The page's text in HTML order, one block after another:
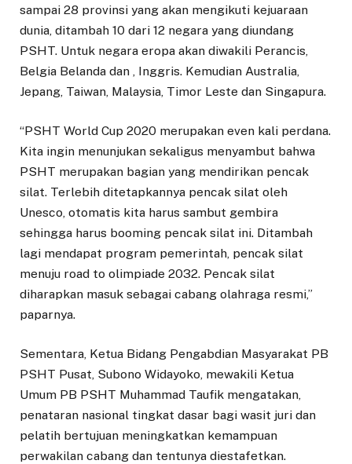
sampai 28 provinsi yang akan mengikuti kejuaraan
dunia, ditambah 10 dari 12 negara yang diundang
PSHT. Untuk negara eropa akan diwakili Perancis,
Belgia Belanda dan , Inggris. Kemudian Australia,
Jepang, Taiwan, Malaysia, Timor Leste dan Singapura.
“PSHT World Cup 2020 merupakan even kali perdana.
Kita ingin menunjukan sekaligus menyambut bahwa
PSHT merupakan bagian yang mendirikan pencak
silat. Terlebih ditetapkannya pencak silat oleh
Unesco, otomatis kita harus sambut gembira
sehingga harus booming pencak silat ini. Ditambah
lagi mendapat program pemerintah, pencak silat
menuju road to olimpiade 2032. Pencak silat
diharapkan masuk sebagai cabang olahraga resmi,”
paparnya.
Sementara, Ketua Bidang Pengabdian Masyarakat PB
PSHT Pusat, Subono Widayoko, mewakili Ketua
Umum PB PSHT Muhammad Taufik mengatakan,
penataran nasional tingkat dasar bagi wasit juri dan
pelatih bertujuan meningkatkan kemampuan
perwakilan cabang dan tentunya diestafetkan.